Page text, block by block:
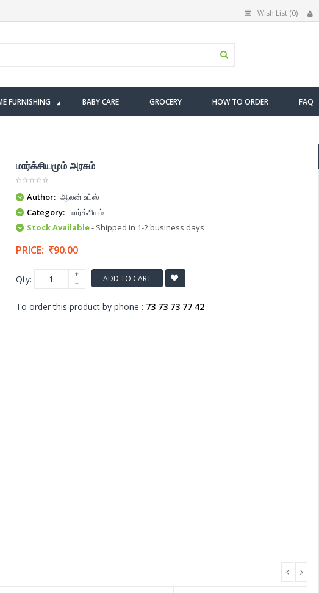
Wish List (0)
FURNISHING BABY CARE GROCERY HOW TO ORDER FAQ
மார்க்சியமும் அரசும்
Author: ஆலன் உட்ஸ்
Category: மார்க்சியம்
Stock Available- Shipped in 1-2 business days
PRICE: 90.00
Qty: ADD TO CART
To order this product by phone : 73 73 73 77 42